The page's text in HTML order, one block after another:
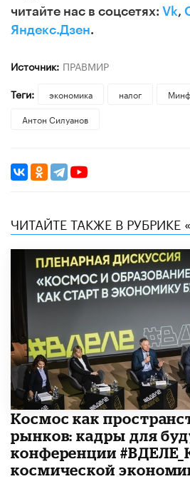
читайте нас в соцсетях: Vk,
Яндекс.Дзен.
Источник: ПРАВМИР
Теги:
экономика налог
Антон Силуанов
ЧИТАЙТЕ ТАКЖЕ В
Космос как
рынков: кадры для
конференции
космической